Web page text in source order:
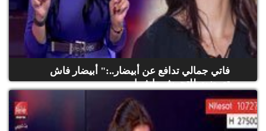
فاتي جمالي تدافع عن أبيضار..:" أبيضار فاش
تعرضت للتحرش واش ا...